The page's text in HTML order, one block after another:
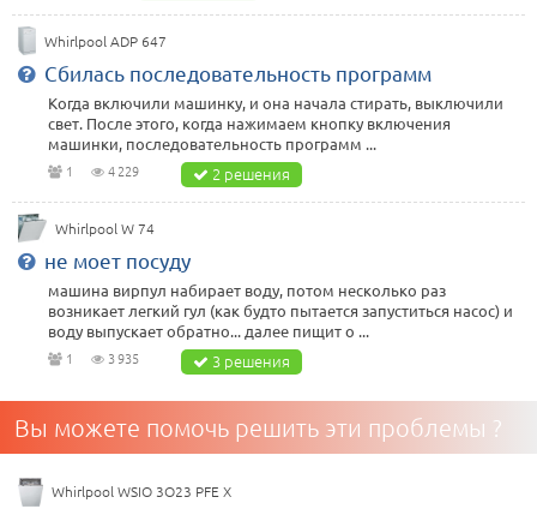
Whirlpool ADP 647
Сбилась последовательность программ
Когда включили машинку, и она начала стирать, выключили
свет. После этого, когда нажимаем кнопку включения
машинки, последовательность программ ...
1 4 229 2 решения
Whirlpool W 74
не моет посуду
машина вирпул набирает воду, потом несколько раз
возникает легкий гул (как будто пытается запуститься насос) и
воду выпускает обратно... далее пищит о ...
1 3 935 3 решения
Вы можете помочь решить эти проблемы ?
Whirlpool WSIO 3O23 PFE X